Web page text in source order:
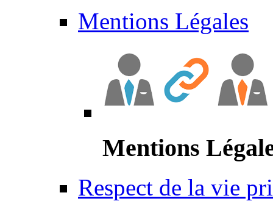
Mentions Légales
Mentions
Respect de la vie